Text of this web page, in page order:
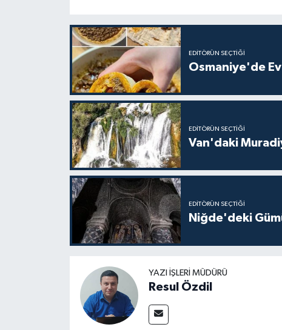
EDITÖRÜN SEÇTIĞI
Osmaniye'de Ev
EDITÖRÜN SEÇTIĞI
Van'daki
EDITÖRÜN SEÇTIĞI
Niğde'deki
YAZI İŞLERI MÜDÜRÜ
Resul Özdil